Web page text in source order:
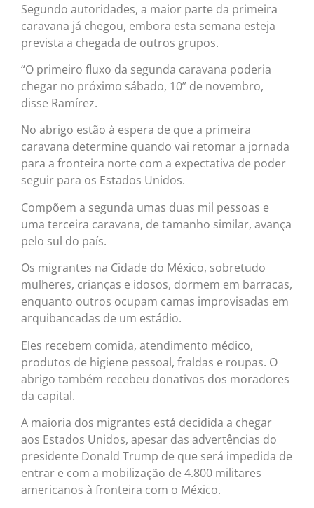
Segundo autoridades, a maior parte da primeira
caravana já chegou, embora esta semana esteja
prevista a chegada de outros grupos.
“O primeiro fluxo da segunda caravana poderia
chegar no próximo sábado, 10” de novembro,
disse Ramírez.
No abrigo estão à espera de que a primeira
caravana determine quando vai retomar a jornada
para a fronteira norte com a expectativa de poder
seguir para os Estados Unidos.
Compõem a segunda umas duas mil pessoas e
uma terceira caravana, de tamanho similar, avança
pelo sul do país.
Os migrantes na Cidade do México, sobretudo
mulheres, crianças e idosos, dormem em barracas,
enquanto outros ocupam camas improvisadas em
arquibancadas de um estádio.
Eles recebem comida, atendimento médico,
produtos de higiene pessoal, fraldas e roupas. O
abrigo também recebeu donativos dos moradores
da capital.
A maioria dos migrantes está decidida a chegar
aos Estados Unidos, apesar das advertências do
presidente Donald Trump de que será impedida de
entrar e com a mobilização de 4.800 militares
americanos à fronteira com o México.